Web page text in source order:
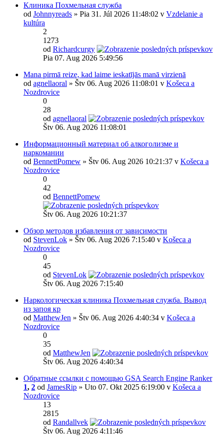
Клиника Похмельная служба
od Johnnyreads » Pia 31. Júl 2026 11:48:02 v Vzdelanie a
kultúra
2
1273
od Richardcurgy
Pia 07. Aug 2026 5:49:56
Mana pirmā reize, kad laime ieskatījās manā virzienā
od agnellaoral » Štv 06. Aug 2026 11:08:01 v Košeca a
Nozdrovice
0
28
od agnellaoral
Štv 06. Aug 2026 11:08:01
Информационный материал об алкоголизме и
наркомании
od BennettPomew » Štv 06. Aug 2026 10:21:37 v Košeca a
Nozdrovice
0
42
od BennettPomew
Štv 06. Aug 2026 10:21:37
Обзор методов избавления от зависимости
od StevenLok » Štv 06. Aug 2026 7:15:40 v Košeca a
Nozdrovice
0
45
od StevenLok
Štv 06. Aug 2026 7:15:40
Наркологическая клиника Похмельная служба. Вывод
из запоя кр
od MatthewJen » Štv 06. Aug 2026 4:40:34 v Košeca a
Nozdrovice
0
35
od MatthewJen
Štv 06. Aug 2026 4:40:34
Обратные ссылки с помощью GSA Search Engine Ranker
1, 2 od JamesRip » Uto 07. Okt 2025 6:19:00 v Košeca a
Nozdrovice
13
2815
od Randallvek
Štv 06. Aug 2026 4:11:46